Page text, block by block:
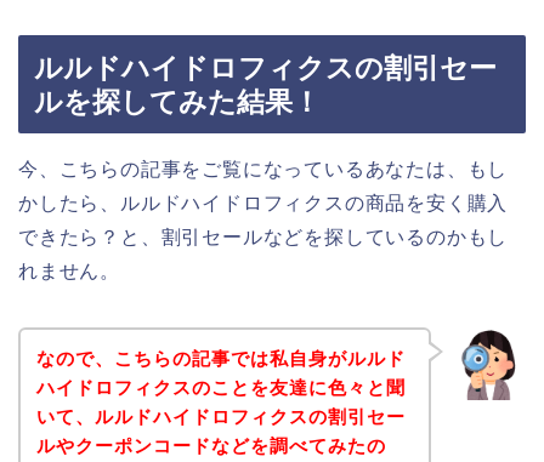
ルルドハイドロフィクスの割引セー
ルを探してみた結果！
今、こちらの記事をご覧になっているあなたは、もし
かしたら、ルルドハイドロフィクスの商品を安く購入
できたら？と、割引セールなどを探しているのかもし
れません。
なので、こちらの記事では私自身がルルド
ハイドロフィクスのことを友達に色々と聞
いて、ルルドハイドロフィクスの割引セー
ルやクーポンコードなどを調べてみたの